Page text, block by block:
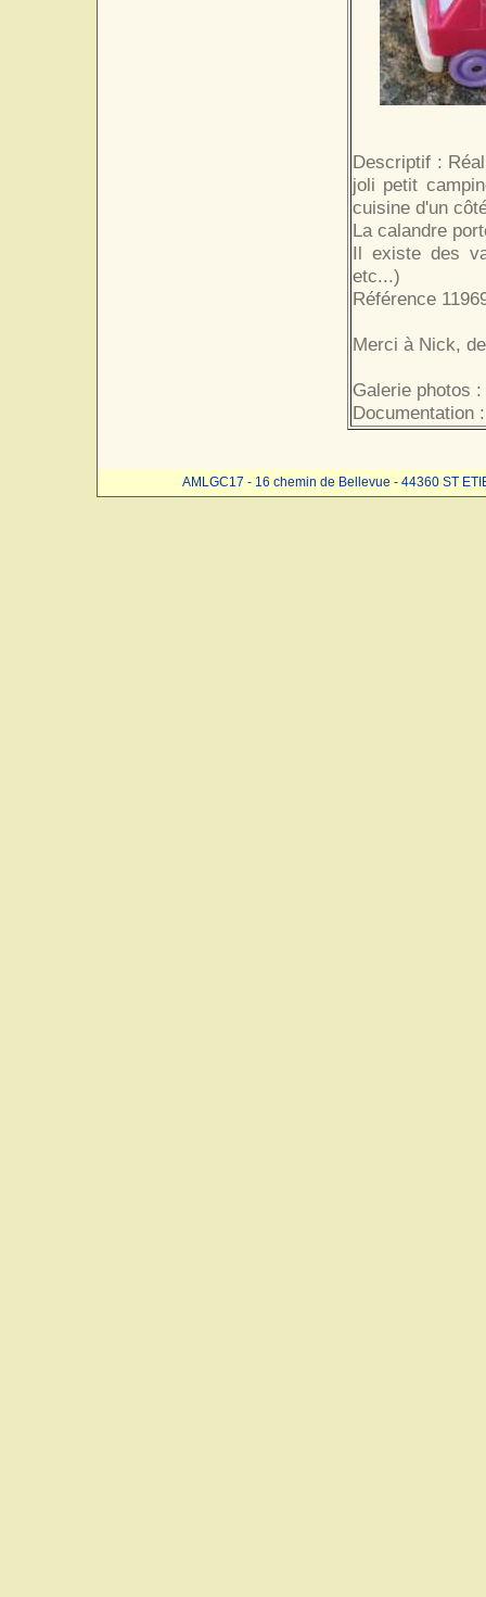
Descriptif :
joli petit
cuisine d'un
La calandre
Il existe des
etc...)
Référence
Merci à Nick,
Galerie photos :
Documentation :
AMLGC17 - 16 chemin de Bellevue - 44360 ST